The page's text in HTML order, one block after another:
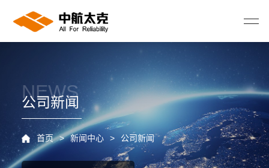
NEWS
公司新闻
首页 > 新闻中心 > 公司新闻